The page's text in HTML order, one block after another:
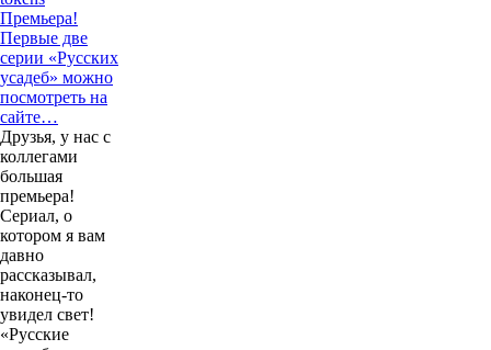
Премьера!
Первые две
серии «Русских
усадеб» можно
посмотреть на
сайте…
Друзья, у нас с
коллегами
большая
премьера!
Сериал, о
котором я вам
давно
рассказывал,
наконец-то
увидел свет!
«Русские